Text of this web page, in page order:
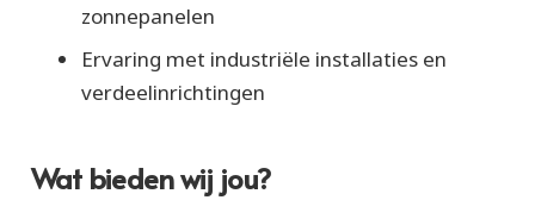
zonnepanelen
Ervaring met industriële installaties en
verdeelinrichtingen
Wat bieden wij jou?